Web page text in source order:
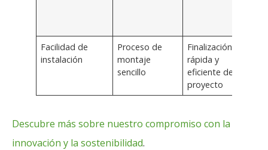
Facilidad de
instalación
Proceso de
montaje
sencillo
Finalización
rápida y
eficiente del
proyecto
Descubre más sobre nuestro compromiso con la
innovación y la sostenibilidad.